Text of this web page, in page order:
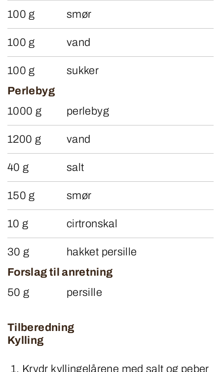
100 g smør
100 g vand
100 g
sukker
Perlebyg
1000 g
perlebyg
1200 g vand
40 g salt
150 g smør
10 g cirtronskal
30 g
hakket persille
Forslag til anretning
50 g
persille
Tilberedning
Kylling
Krydr kyllingelårene med salt og peber